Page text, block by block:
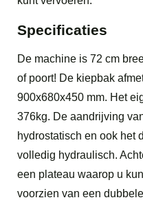
Specificaties
De machine is 72 cm
of poort! De kiepbak
900x680x450 mm. Het
376kg. De aandrijving
hydrostatisch en ook het
volledig hydraulisch.
een plateau waarop u
voorzien van een